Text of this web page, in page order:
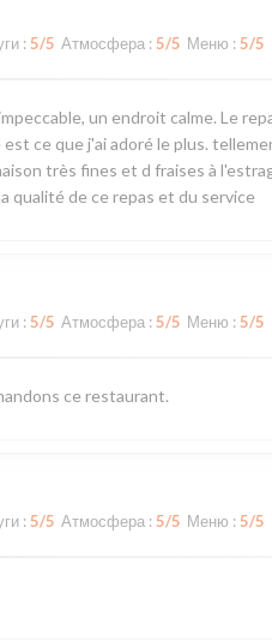
: 5/5 Атмосфера : 5/5 Меню : 5/5
un endroit calme. Le
ce que j'ai adoré le plus.
très fines et d fraises à
qualité de ce repas et du service
: 5/5 Атмосфера : 5/5 Меню : 5/5
ce restaurant.
: 5/5 Атмосфера : 5/5 Меню : 5/5